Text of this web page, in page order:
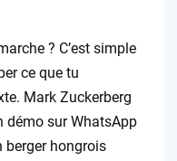
? C’est simple
ce que tu
Mark Zuckerberg
démo sur WhatsApp
berger hongrois